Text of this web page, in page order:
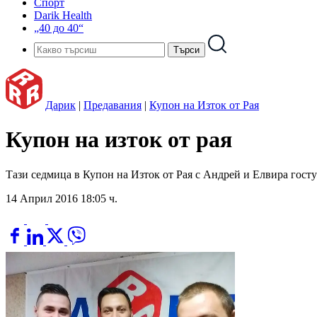
Спорт
Darik Health
„40 до 40“
Дарик | Предавания | Купон на Изток от Рая
Купон на изток от рая
Тази седмица в Купон на Изток от Рая с Андрей и Елвира
14 Април 2016 18:05 ч.